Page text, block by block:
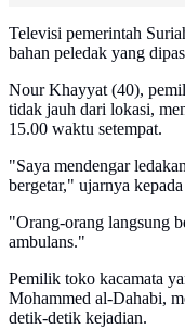
Televisi pemerintah
bahan peledak yang
Nour Khayyat (40),
tidak jauh dari lokasi,
15.00 waktu setempat.
"Saya mendengar
bergetar," ujarnya
"Orang-orang langsung
ambulans."
Pemilik toko kacamata
Mohammed al-Dahabi,
detik-detik kejadian.